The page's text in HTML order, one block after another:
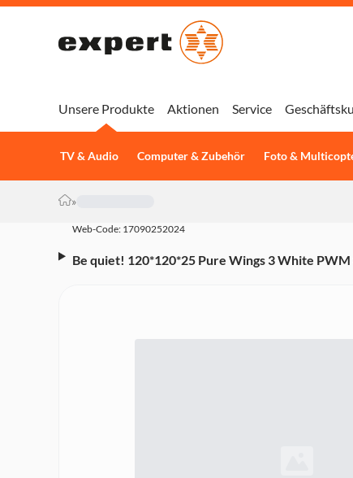
Unsere Produkte
TV & Audio Computer & Zubehör Foto &
Aktionen Service
»
Web-Code: 17090252024
Be quiet! 120*120*25 Pure Wings 3 White